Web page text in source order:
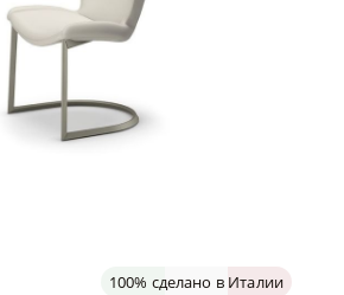
100% сделано в Италии